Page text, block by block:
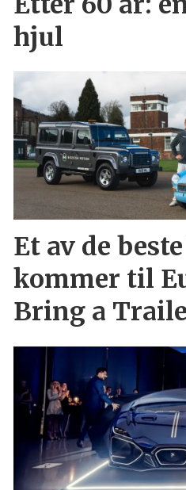
hjul
Et av de
kommer til
Bring a